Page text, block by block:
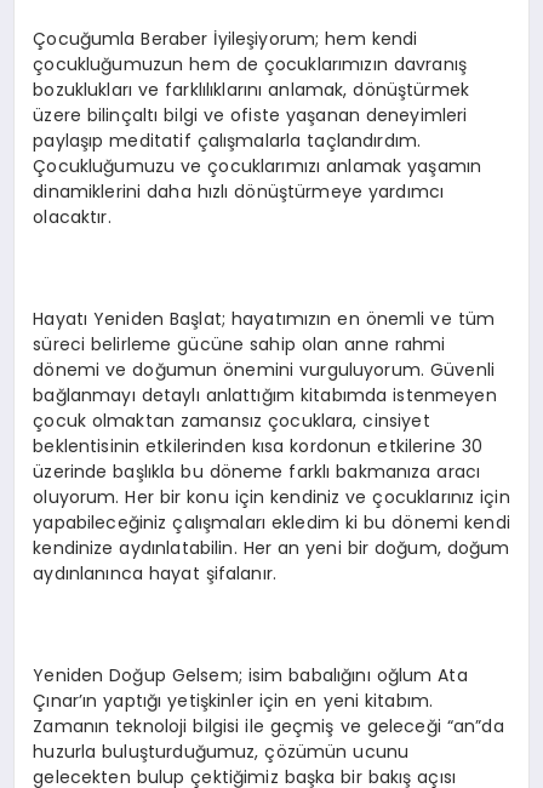
Çocuğumla Beraber İyileşiyorum; hem kendi
çocukluğumuzun hem de çocuklarımızın davranış
bozuklukları ve farklılıklarını anlamak, dönüştürmek
üzere bilinçaltı bilgi ve ofiste yaşanan deneyimleri
paylaşıp meditatif çalışmalarla taçlandırdım.
Çocukluğumuzu ve çocuklarımızı anlamak yaşamın
dinamiklerini daha hızlı dönüştürmeye yardımcı
olacaktır.
Hayatı Yeniden Başlat; hayatımızın en önemli ve tüm
süreci belirleme gücüne sahip olan anne rahmi
dönemi ve doğumun önemini vurguluyorum. Güvenli
bağlanmayı detaylı anlattığım kitabımda istenmeyen
çocuk olmaktan zamansız çocuklara, cinsiyet
beklentisinin etkilerinden kısa kordonun etkilerine 30
üzerinde başlıkla bu döneme farklı bakmanıza aracı
oluyorum. Her bir konu için kendiniz ve çocuklarınız için
yapabileceğiniz çalışmaları ekledim ki bu dönemi kendi
kendinize aydınlatabilin. Her an yeni bir doğum, doğum
aydınlanınca hayat şifalanır.
Yeniden Doğup Gelsem; isim babalığını oğlum Ata
Çınar’ın yaptığı yetişkinler için en yeni kitabım.
Zamanın teknoloji bilgisi ile geçmiş ve geleceği “an”da
huzurla buluşturduğumuz, çözümün ucunu
gelecekten bulup çektiğimiz başka bir bakış açısı